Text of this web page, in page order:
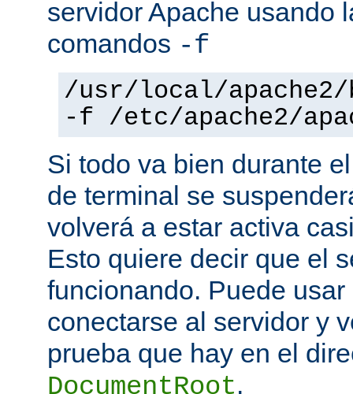
servidor Apache usando
comandos -f
/usr/local/
-f /etc/apache2/
Si todo va bien durante
de terminal se
volverá a estar activa
Esto quiere decir que el
funcionando. Puede
conectarse al servidor y
prueba que hay en el
DocumentRoot.